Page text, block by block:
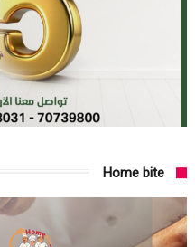
Home bite